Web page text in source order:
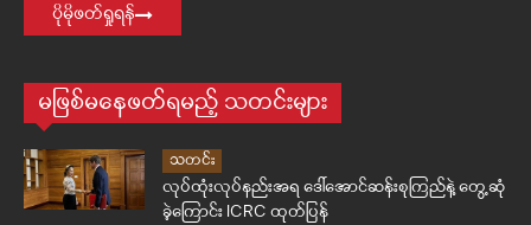
ပိုမိုဖတ်ရှုရန်
မဖြစ်မနေဖတ်ရမည့် သတင်းများ
သတင်း
လုပ်ထုံးလုပ်နည်းအရ ဒေါ်အောင်ဆန်းစုကြည်နဲ့ တွေ့ဆုံ
ခဲ့ကြောင်း ICRC ထုတ်ပြန်